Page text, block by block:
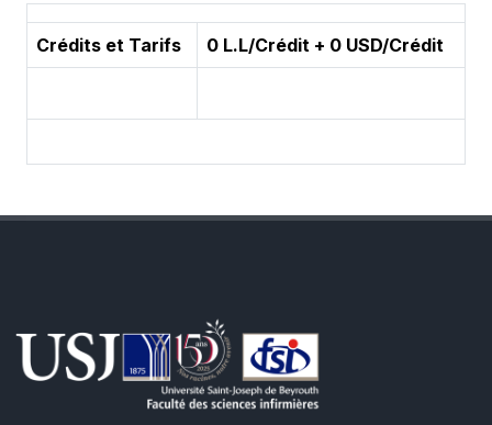
Crédits et Tarifs 0 L.L/Crédit + 0 USD/Crédit